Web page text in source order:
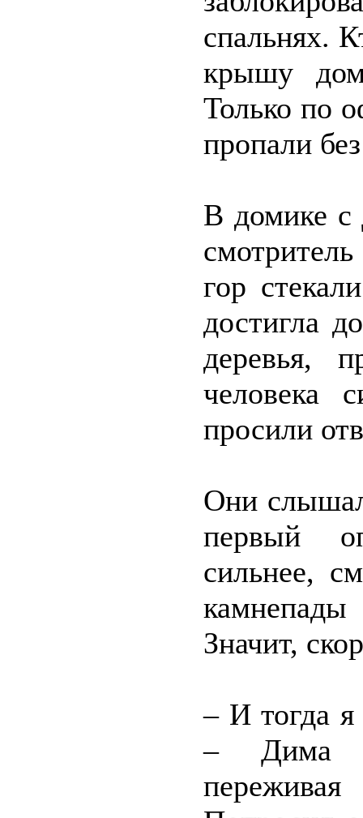
спальнях.
крышу
Только по
пропали
В домике
гор
достигла
деревья,
человека
просили
Они
первый
сильнее,
Значит,
– И тогда я
– Дима